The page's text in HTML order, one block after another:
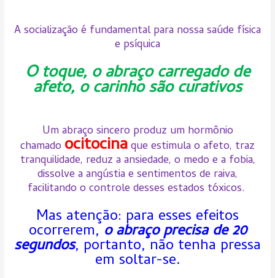
A socialização é fundamental para nossa saúde física
e psíquica
O toque, o abraço carregado de
afeto, o carinho são curativos
Um abraço sincero produz um hormônio
chamado ocitocinaque estimula o afeto, traz
tranquilidade, reduz a ansiedade, o medo e a fobia,
dissolve a angústia e sentimentos de raiva,
facilitando o controle desses estados tóxicos.
Mas atenção: para esses efeitos
ocorrerem, o abraço precisa de 20
segundos, portanto, não tenha pressa
em soltar-se.